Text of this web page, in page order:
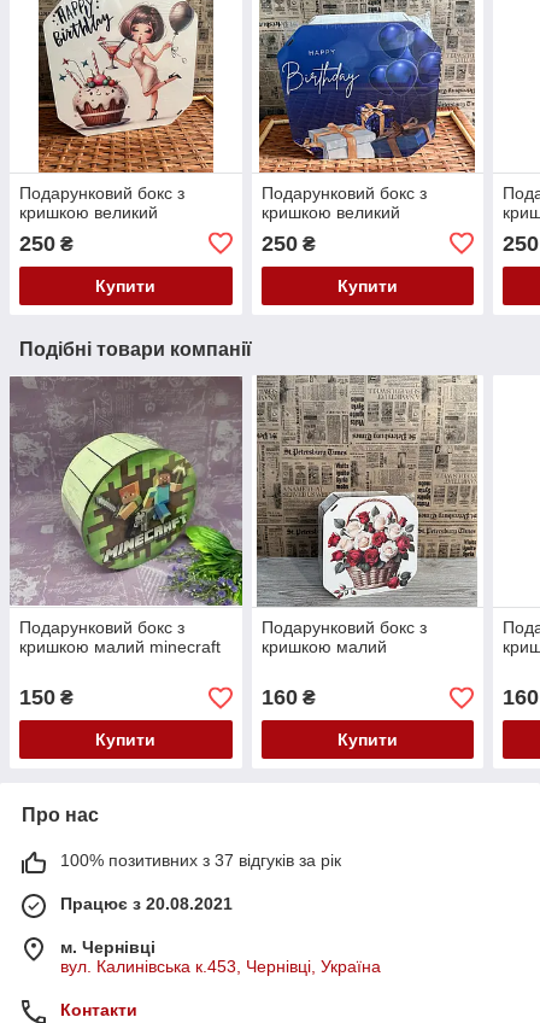
Подарунковий бокс з
кришкою великий
250 ₴
Купити
Подарунковий бокс з
кришкою великий
250₴
Купити
250
Подібні товари компанії
Подарунковий бокс з
кришкою малий minecraft
150 ₴
Купити
Подарунковий бокс з
кришкою малий
160₴
Купити
160
Про нас
100% позитивних з 37 відгуків за рік
Працює з 20.08.2021
м. Чернівці
вул. Калинівська к.453, Чернівці, Україна
Контакти